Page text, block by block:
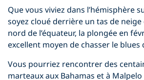
Que vous viviez dans l’hémisphère
soyez cloué derrière un tas de
nord de l’équateur, la plongée en
excellent moyen de chasser le blues
Vous pourriez rencontrer des
marteaux aux Bahamas et à